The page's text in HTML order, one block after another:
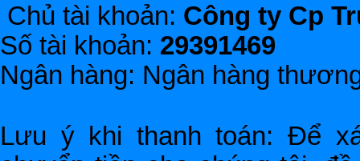
Chủ tài khoản: Công ty Cp
Số tài khoản: 29391469
Ngân hàng: Ngân hàng
Lưu ý khi thanh toán: Để